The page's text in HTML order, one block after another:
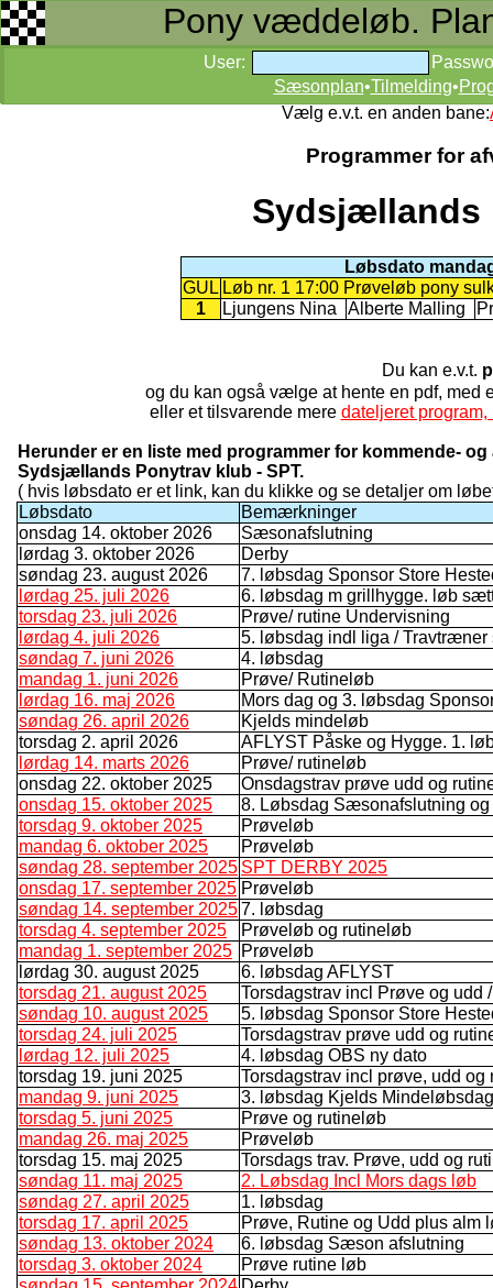
Pony væddeløb.
User:
Sæsonplan•Tilmelding•
Vælg e.v.t. en anden bane:
Programmer for
Sydsjællands
Løbsdato
GUL Løb nr. 1 17:00 Prøveløb pony
1
Ljungens Nina Alberte Malling
Du kan e.v.t.
og du kan også vælge at hente en pdf, med
eller et tilsvarende mere dateljeret
Herunder er en liste med programmer for kommende-
Sydsjællands Ponytrav klub - SPT.
( hvis løbsdato er et link, kan du klikke og se detaljer om
Løbsdato
Bemærkninger
onsdag 14. oktober 2026
Sæsonafslutning
lørdag 3. oktober 2026
Derby
søndag 23. august 2026
7. løbsdag Sponsor Store
lørdag 25. juli 2026
6. løbsdag m grillhygge. løb
torsdag 23. juli 2026
Prøve/ rutine Undervisning
lørdag 4. juli 2026
5. løbsdag indl liga / Travtræner
søndag 7. juni 2026
4. løbsdag
mandag 1. juni 2026
Prøve/ Rutineløb
lørdag 16. maj 2026
Mors dag og 3. løbsdag
søndag 26. april 2026
Kjelds mindeløb
torsdag 2. april 2026
AFLYST Påske og Hygge. 1.
lørdag 14. marts 2026
Prøve/ rutineløb
onsdag 22. oktober 2025
Onsdagstrav prøve udd og
onsdag 15. oktober 2025
8. Løbsdag Sæsonafslutning
torsdag 9. oktober 2025
Prøveløb
mandag 6. oktober 2025
Prøveløb
søndag 28. september 2025 SPT DERBY 2025
onsdag 17. september 2025 Prøveløb
søndag 14. september 20257. løbsdag
torsdag 4. september 2025
Prøveløb og rutineløb
mandag 1. september 2025 Prøveløb
lørdag 30. august 2025
6. løbsdag AFLYST
torsdag 21. august 2025
Torsdagstrav incl Prøve og udd
søndag 10. august 2025
5. løbsdag Sponsor Store
torsdag 24. juli 2025
Torsdagstrav prøve udd og
lørdag 12. juli 2025
4. løbsdag OBS ny dato
torsdag 19. juni 2025
Torsdagstrav incl prøve, udd og
mandag 9. juni 2025
3. løbsdag Kjelds Mindeløbsdag
torsdag 5. juni 2025
Prøve og rutineløb
mandag 26. maj 2025
Prøveløb
torsdag 15. maj 2025
Torsdags trav. Prøve, udd og
søndag 11. maj 2025
2. Løbsdag Incl Mors dags løb
søndag 27. april 2025
1. løbsdag
torsdag 17. april 2025
Prøve, Rutine og Udd plus alm
søndag 13. oktober 2024
6. løbsdag Sæson afslutning
torsdag 3. oktober 2024
Prøve rutine løb